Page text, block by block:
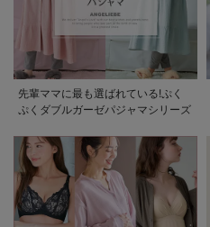
先輩ママに最も選ばれている!ぷく
ぷくダブルガーゼパジャマシリーズ